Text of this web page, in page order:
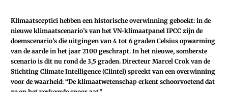
Klimaatsceptici hebben een historische overwinning geboekt: in de
nieuwe klimaatscenario’s van het VN-klimaatpanel IPCC zijn de
doemscenario’s die uitgingen van 4 tot 6 graden Celsius opwarming
van de aarde in het jaar 2100 geschrapt. In het nieuwe, somberste
scenario is dit nu rond de 3,5 graden. Directeur Marcel Crok van de
Stichting Climate Intelligence (Clintel) spreekt van een overwinning
voor de waarheid: “De klimaatwetenschap erkent schoorvoetend dat